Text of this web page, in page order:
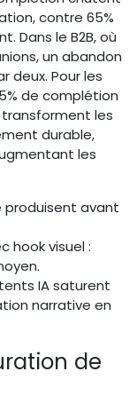
contre 65%
Dans le B2B, où
un abandon
deux. Pour les
de complétion
les
durable,
les
produisent avant
hook visuel :
IA saturent
narrative en
de